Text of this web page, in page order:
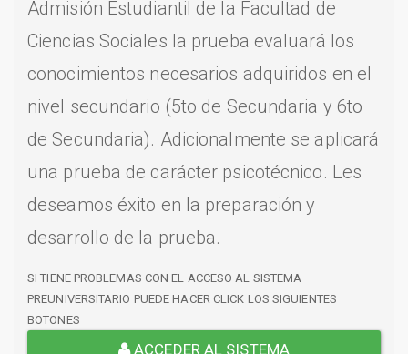
Admisión Estudiantil de la Facultad de
Ciencias Sociales la prueba evaluará los
conocimientos necesarios adquiridos en el
nivel secundario (5to de Secundaria y 6to
de Secundaria). Adicionalmente se aplicará
una prueba de carácter psicotécnico. Les
deseamos éxito en la preparación y
desarrollo de la prueba.
SI TIENE PROBLEMAS CON EL ACCESO AL SISTEMA
PREUNIVERSITARIO PUEDE HACER CLICK LOS SIGUIENTES
BOTONES
ACCEDER AL SISTEMA